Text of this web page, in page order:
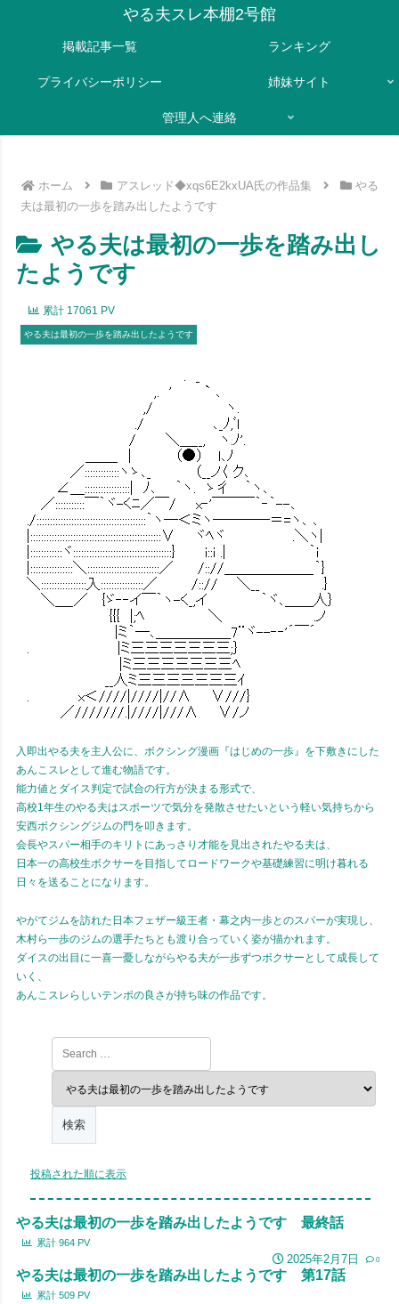
やる夫スレ本棚2号館
掲載記事一覧 ランキング
プライバシーポリシー 姉妹サイト
管理人へ連絡
ホーム アスレッド◆xqs6E2kxUA氏の作品集
やる
夫は最初の一歩を踏み出したようです
やる夫は最初の一歩を踏み出し
たようです
累計 17061 PV
やる夫は最初の一歩を踏み出したようです
入即出やる夫を主人公に、ボクシング漫画『はじめの一歩』を下敷きにした
あんこスレとして進む物語です。
能力値とダイス判定で試合の行方が決まる形式で、
高校1年生のやる夫はスポーツで気分を発散させたいという軽い気持ちから
安西ボクシングジムの門を叩きます。
会長やスパー相手のキリトにあっさり才能を見出されたやる夫は、
日本一の高校生ボクサーを目指してロードワークや基礎練習に明け暮れる
日々を送ることになります。
やがてジムを訪れた日本フェザー級王者・幕之内一歩とのスパーが実現し、
木村ら一歩のジムの選手たちとも渡り合っていく姿が描かれます。
ダイスの出目に一喜一憂しながらやる夫が一歩ずつボクサーとして成長して
いく、
あんこスレらしいテンポの良さが持ち味の作品です。
投稿された順に表示
やる夫は最初の一歩を踏み出したようです 最終話
累計 964 PV
2025年2月7日 0
やる夫は最初の一歩を踏み出したようです 第17話
累計 509 PV